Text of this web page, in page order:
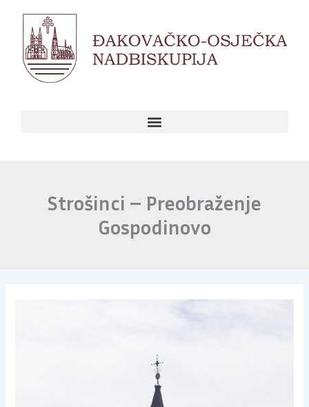
content
Strošinci – Preobraženje
Gospodinovo